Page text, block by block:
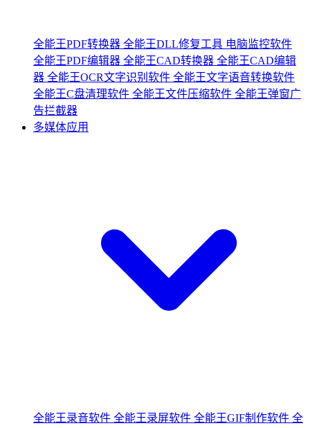
全能王PDF转换器 全能王DLL修复工具 电脑监控软件
全能王PDF编辑器 全能王CAD转换器 全能王CAD编辑
器 全能王OCR文字识别软件 全能王文字语音转换软件
全能王C盘清理软件 全能王文件压缩软件 全能王弹窗广
告拦截器
多媒体应用
全能王录音软件 全能王录屏软件 全能王GIF制作软件 全